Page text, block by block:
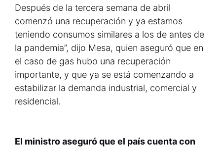
Después de la tercera semana de abril
comenzó una recuperación y ya estamos
teniendo consumos similares a los de antes de
la pandemia”, dijo Mesa, quien aseguró que en
el caso de gas hubo una recuperación
importante, y que ya se está comenzando a
estabilizar la demanda industrial, comercial y
residencial.
El ministro aseguró que el país cuenta con